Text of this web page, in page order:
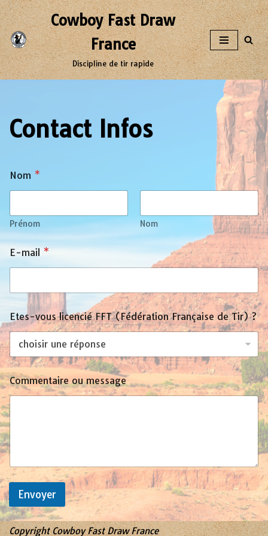
Aller
au
contenu
Cowboy Fast Draw
France
Discipline de tir rapide
Contact Infos
Nom *
Prénom Nom
E-mail *
Etes-vous licencié FFT (Fédération Française de Tir) ?
Commentaire ou message
Envoyer
Copyright Cowboy Fast Draw France